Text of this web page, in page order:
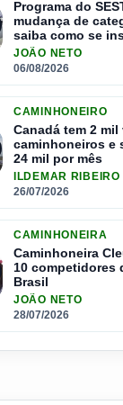
Programa do
mudança de
saiba como se
JOÃO NETO
06/08/2026
CAMINHONEIRO
Canadá tem 2 mil
caminhoneiros e
24 mil por mês
ILDEMAR RIBEIRO
26/07/2026
CAMINHONEIRA
Caminhoneira
10 competidores
Brasil
JOÃO NETO
28/07/2026